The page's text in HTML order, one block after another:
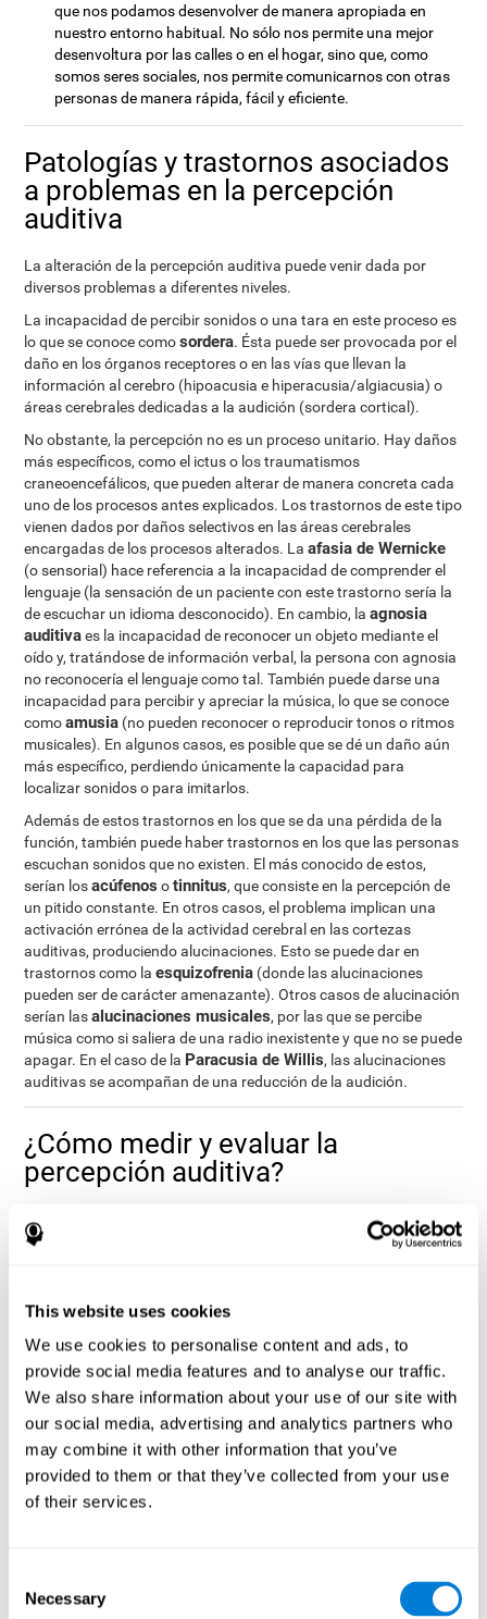
This website uses cookies
We use cookies to personalise content and ads, to
provide social media features and to analyse our traffic.
We also share information about your use of our site with
our social media, advertising and analytics partners who
may combine it with other information that you’ve
provided to them or that they’ve collected from your use
of their services.
Selection
Necessary
que nos podamos desenvolver de manera apropiada en
nuestro entorno habitual. No sólo nos permite una mejor
desenvoltura por las calles o en el hogar, sino que, como
somos seres sociales, nos permite comunicarnos con otras
personas de manera rápida, fácil y eficiente.
Patologías y trastornos asociados
a problemas en la percepción
auditiva
La alteración de la percepción auditiva puede venir dada por
diversos problemas a diferentes niveles.
La incapacidad de percibir sonidos o una tara en este proceso es
lo que se conoce comosordera. Ésta puede ser provocada por el
daño en los órganos receptores o en las vías que llevan la
información al cerebro (hipoacusia e hiperacusia/algiacusia) o
áreas cerebrales dedicadas a la audición (sordera cortical).
No obstante, la percepción no es un proceso unitario. Hay daños
más específicos, como el ictus o los traumatismos
craneoencefálicos, que pueden alterar de manera concreta cada
uno de los procesos antes explicados. Los trastornos de este tipo
vienen dados por daños selectivos en las áreas cerebrales
encargadas de los procesos alterados. Laafasia de Wernicke
(o sensorial) hace referencia a la incapacidad de comprender el
lenguaje (la sensación de un paciente con este trastorno sería la
de escuchar un idioma desconocido). En cambio, laagnosia
auditivaes la incapacidad de reconocer un objeto mediante el
oído y, tratándose de información verbal, la persona con agnosia
no reconocería el lenguaje como tal. También puede darse una
incapacidad para percibir y apreciar la música, lo que se conoce
comoamusia (no pueden reconocer o reproducir tonos o ritmos
musicales). En algunos casos, es posible que se dé un daño aún
más específico, perdiendo únicamente la capacidad para
localizar sonidos o para imitarlos.
Además de estos trastornos en los que se da una pérdida de la
función, también puede haber trastornos en los que las personas
escuchan sonidos que no existen. El más conocido de estos,
serían losacúfenos otinnitus, que consiste en la percepción de
un pitido constante. En otros casos, el problema implican una
activación errónea de la actividad cerebral en las cortezas
auditivas, produciendo alucinaciones. Esto se puede dar en
trastornos como laesquizofrenia (donde las alucinaciones
pueden ser de carácter amenazante). Otros casos de alucinación
serían lasalucinaciones musicales, por las que se percibe
música como si saliera de una radio inexistente y que no se puede
apagar. En el caso de la Paracusia de Willis, las alucinaciones
auditivas se acompañan de una reducción de la audición.
¿Cómo medir y evaluar la
percepción auditiva?
La percepción auditiva nos permite realizar muchas de las
actividades de nuestro día a día. Nuestra capacidad para
nuestra percepción auditiva puede ser de gran ayuda en
niño necesita apoyo visual en las clases o si sus problemas de
comprensión vienen dados por una mala percepción auditiva), en
ámbitos médicos(saber si un paciente comprende
correctamente las indicaciones que se le dan y si se puede
desenvolver correctamente por su entorno diario) o en ámbitos
profesionales(saber si un empleado va poder comunicarse bien
tanto dentro de la empresa como cara al público, o si necesita
adaptaciones).
funciones cognitivas, como la percepción auditiva. Los tests que
ofrece CogniFit para evaluar la percepción auditiva están